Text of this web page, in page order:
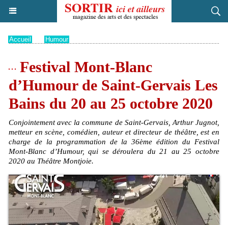
Accueil Humour
Festival Mont-Blanc
d’Humour de Saint-Gervais Les
Bains du 20 au 25 octobre 2020
Conjointement avec la commune de Saint-Gervais, Arthur Jugnot,
metteur en scène, comédien, auteur et directeur de théâtre, est en
charge de la programmation de la 36ème édition du Festival
Mont-Blanc d’Humour, qui se déroulera du 21 au 25 octobre
2020 au Théâtre Montjoie.